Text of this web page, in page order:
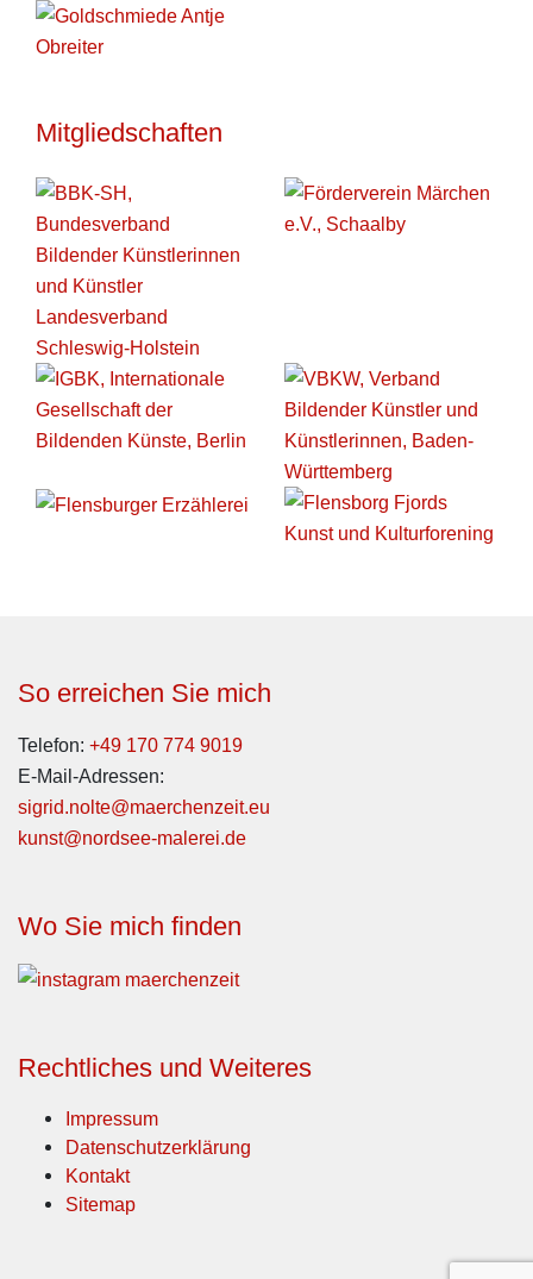
Mitgliedschaften
So erreichen Sie mich
Telefon: +49 170 774 9019
E-Mail-Adressen:
sigrid.nolte@maerchenzeit.eu
kunst@nordsee-malerei.de
Wo Sie mich finden
Rechtliches und Weiteres
Impressum
Datenschutzerklärung
Kontakt
Sitemap